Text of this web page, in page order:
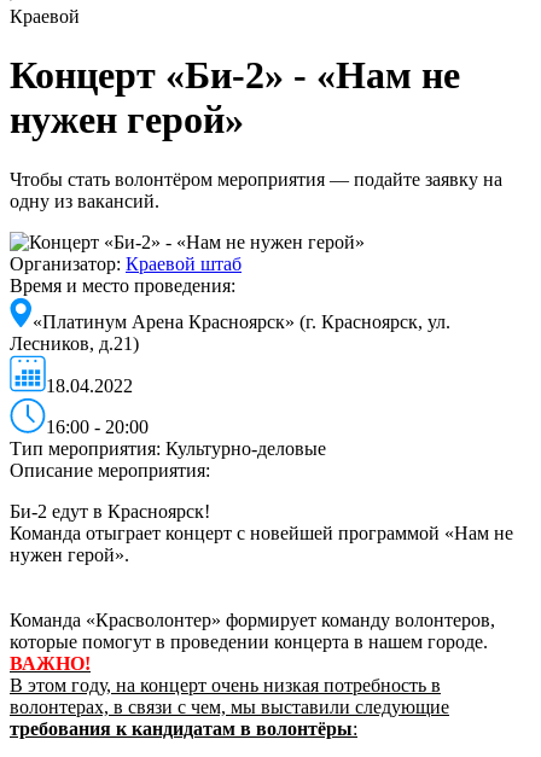
Краевой
Концерт «Би-2» - «Нам не
нужен герой»
Чтобы стать волонтёром мероприятия — подайте заявку на
одну из вакансий.
Организатор: Краевой штаб
Время и место проведения:
«Платинум Арена Красноярск» (г. Красноярск, ул.
Лесников, д.21)
18.04.2022
16:00 - 20:00
Тип мероприятия: Культурно-деловые
Описание мероприятия:
Би-2 едут в Красноярск!
Команда отыграет концерт с новейшей программой «Нам не
нужен герой».
Команда «Красволонтер» формирует команду волонтеров,
которые помогут в проведении концерта в нашем городе.
ВАЖНО!
В этом году, на концерт очень низкая потребность в
волонтерах, в связи с чем, мы выставили следующие
требования к кандидатам в волонтёры: